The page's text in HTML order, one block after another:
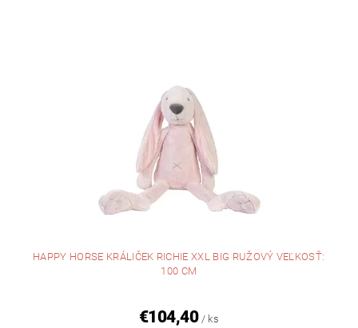
HAPPY HORSE KRÁLIČEK RICHIE XXL BIG RUŽOVÝ VEĽKOSŤ:
100 CM
€104,40 / ks